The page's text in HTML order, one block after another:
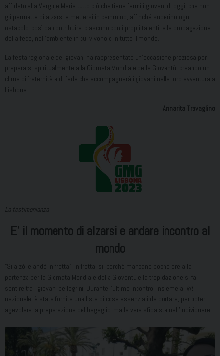
affidato alla Vergine Maria tutto ciò che tiene fermi i giovani di oggi, che non
gli permette di alzarsi e mettersi in cammino, affinché superino ogni
ostacolo, così da contribuire, ciascuno con i propri talenti, alla propagazione
della fede, nell’ambiente in cui vivono e in tutto il mondo.
La festa regionale dei giovani ha rappresentato un’occasione preziosa per
prepararsi spiritualmente alla Giornata Mondiale della Gioventù, creando un
clima di fraternità e di fede che accompagnerà i giovani nella loro avventura a
Lisbona.
Annarita Travaglino
La testimonianza
E’ il momento di alzarsi e andare incontro al
mondo
“Si alzò, e andò in fretta”. In fretta, si, perché mancano poche ore alla
partenza per la Giornata Mondiale della Gioventù e la trepidazione si fa
sentire tra i giovani pellegrini. Durante l’ultimo incontro, insieme al kit
nazionale, è stata fornita una lista di cose essenziali da portare, per poter
agevolare la preparazione del bagaglio, ma la vera sfida sta nell’individuare